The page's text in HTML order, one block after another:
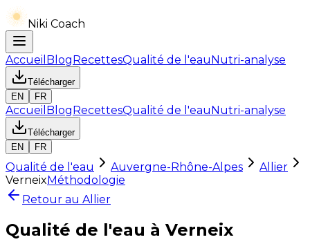
Niki Coach
Accueil BlogRecettesQualité de l'eauNutri-analyse
Télécharger
EN
FR
Accueil BlogRecettesQualité de l'eauNutri-analyse
Télécharger
EN
FR
Qualité de l'eau Auvergne-Rhône-Alpes
Allier
VerneixMéthodologie
Retour au Allier
Qualité de l'eau à Verneix